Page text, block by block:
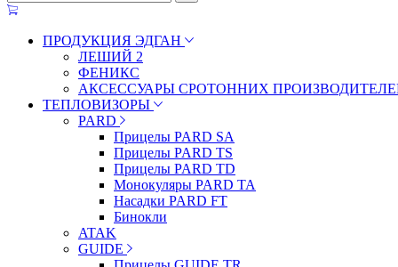
ПРОДУКЦИЯ ЭДГАН
ЛЕШИЙ 2
ФЕНИКС
АКСЕССУАРЫ СРОТОННИХ
ТЕПЛОВИЗОРЫ
PARD
Прицелы PARD SA
Прицелы PARD TS
Прицелы PARD TD
Монокуляры PARD TA
Насадки PARD FT
Бинокли
ATAK
GUIDE